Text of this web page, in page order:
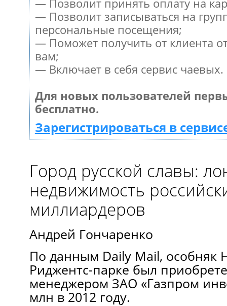
— Позволит принять оплату на
— Позволит записываться на
персональные посещения;
— Поможет получить от клиента
вам;
— Включает в себя сервис чаевых.
Для новых пользователей
бесплатно.
Зарегистрироваться в
Город русской славы:
недвижимость
миллиардеров
Андрей Гончаренко
По данным Daily Mail, особняк
Риджентс-парке был
менеджером ЗАО «Газпром
млн в 2012 году.